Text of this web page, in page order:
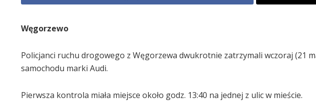
Węgorzewo
Policjanci ruchu drogowego z Węgorzewa dwukrotnie zatrzymali wczoraj (21
samochodu marki Audi.
Pierwsza kontrola miała miejsce około godz. 13:40 na jednej z ulic w mieście.